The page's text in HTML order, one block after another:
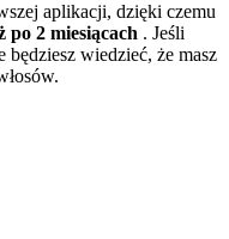
aplikacji, dzięki czemu
po 2 miesiącach . Jeśli
będziesz wiedzieć, że masz